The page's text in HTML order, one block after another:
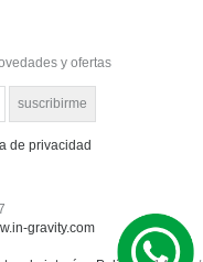
y ofertas
de privacidad
gravity.com